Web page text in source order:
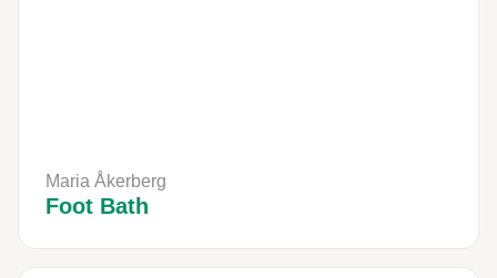
Maria Åkerberg
Foot Bath